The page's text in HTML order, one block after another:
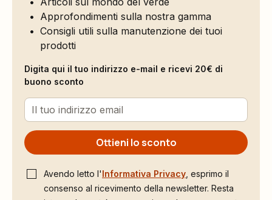
Approfondimenti sulla nostra gamma
Consigli utili sulla manutenzione dei tuoi
prodotti
Digita qui il tuo indirizzo e-mail e ricevi 20€ di
buono sconto
Ottieni lo sconto
Avendo letto l'Informativa Privacy , esprimo il
consenso al ricevimento della newsletter. Resta